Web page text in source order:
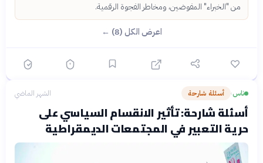
من "الخبراء" المفوضين، ومخاطر الفجوة الرقمية.
اعرض الكل (8) ←
ناس› أسئلة شارحة الشهر الماضي
أسئلة شارحة: تأثير الانقسام السياسي على
حرية التعبير في المجتمعات الديمقراطية